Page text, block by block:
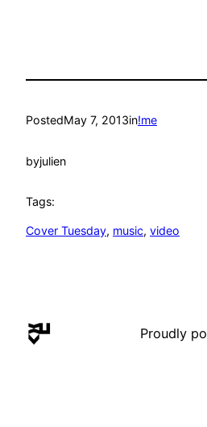
PostedMay 7, 2013in!me
byjulien
Tags:
Cover Tuesday, music, video
Proudly